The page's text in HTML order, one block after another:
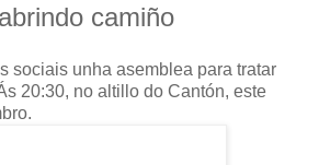
camiño
sociais unha asemblea para tratar
20:30, no altillo do Cantón, este